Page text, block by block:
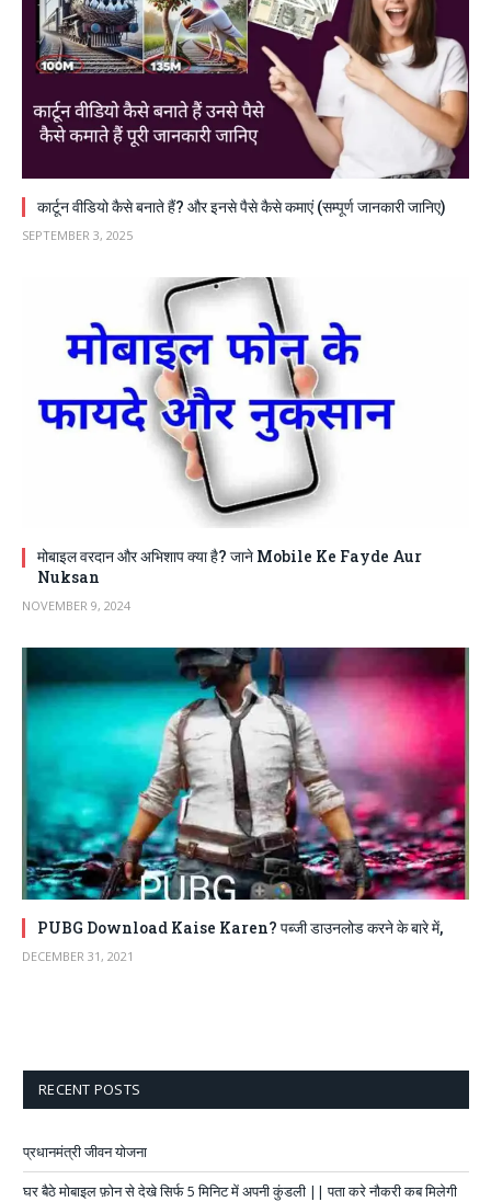
कार्टून वीडियो कैसे बनाते हैं? और इनसे पैसे कैसे कमाएं (सम्पूर्ण जानकारी जानिए)
SEPTEMBER 3, 2025
मोबाइल वरदान और अभिशाप क्या है? जाने Mobile Ke Fayde Aur
Nuksan
NOVEMBER 9, 2024
PUBG Download Kaise Karen? पब्जी डाउनलोड करने के बारे में,
DECEMBER 31, 2021
RECENT POSTS
प्रधानमंत्री जीवन योजना
घर बैठे मोबाइल फ़ोन से देखे सिर्फ 5 मिनिट में अपनी कुंडली || पता करे नौकरी कब मिलेगी